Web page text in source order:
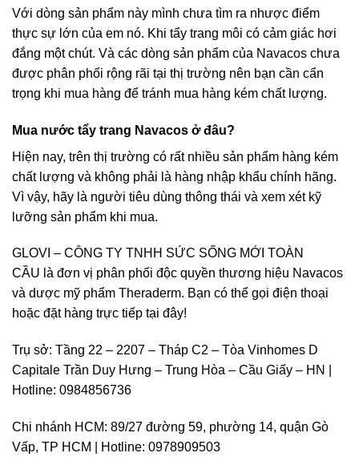
Với dòng sản phẩm này mình chưa tìm ra nhược điểm
thực sự lớn của em nó. Khi tẩy trang môi có cảm giác hơi
đắng một chút. Và các dòng sản phẩm của Navacos chưa
được phân phối rộng rãi tại thị trường nên bạn cần cẩn
trọng khi mua hàng để tránh mua hàng kém chất lượng.
Mua nước tẩy trang Navacos ở đâu?
Hiện nay, trên thị trường có rất nhiều sản phẩm hàng kém
chất lượng và không phải là hàng nhập khẩu chính hãng.
Vì vậy, hãy là người tiêu dùng thông thái và xem xét kỹ
lưỡng sản phẩm khi mua.
GLOVI – CÔNG TY TNHH SỨC SỐNG MỚI TOÀN
CẦU là đơn vị phân phối độc quyền thương hiệu Navacos
và dược mỹ phẩm Theraderm. Bạn có thể gọi điện thoại
hoặc đặt hàng trực tiếp tại đây!
Trụ sở: Tầng 22 – 2207 – Tháp C2 – Tòa Vinhomes D
Capitale Trần Duy Hưng – Trung Hòa – Cầu Giấy – HN |
Hotline: 0984856736
Chi nhánh HCM: 89/27 đường 59, phường 14, quận Gò
Vấp, TP HCM | Hotline: 0978909503